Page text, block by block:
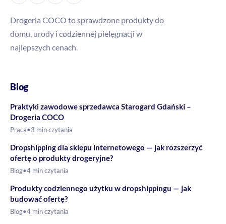
Drogeria COCO to sprawdzone produkty do
domu, urody i codziennej pielęgnacji w
najlepszych cenach.
Blog
Praktyki zawodowe sprzedawca Starogard Gdański –
Drogeria COCO
Praca•3 min czytania
Dropshipping dla sklepu internetowego — jak rozszerzyć
ofertę o produkty drogeryjne?
Blog•4 min czytania
Produkty codziennego użytku w dropshippingu — jak
budować ofertę?
Blog•4 min czytania